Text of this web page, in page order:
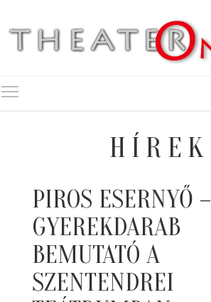
HÍREK
PIROS ESERNYŐ –
GYEREKDARAB
BEMUTATÓ A
SZENTENDREI